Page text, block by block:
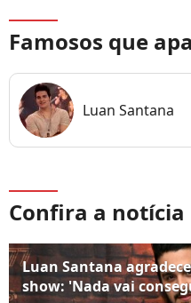
Famosos que
Luan Santana
Confira a
Luan Santana
show: 'Nada vai